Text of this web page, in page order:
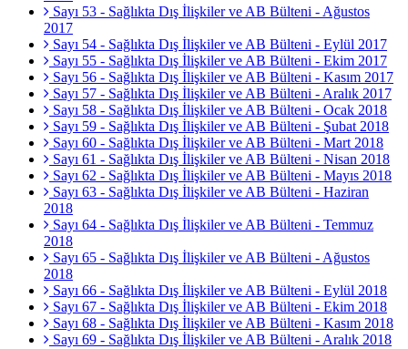
Sayı 53 - Sağlıkta Dış İlişkiler ve AB Bülteni - Ağustos
2017
Sayı 54 - Sağlıkta Dış İlişkiler ve AB Bülteni - Eylül 2017
Sayı 55 - Sağlıkta Dış İlişkiler ve AB Bülteni - Ekim 2017
Sayı 56 - Sağlıkta Dış İlişkiler ve AB Bülteni - Kasım 2017
Sayı 57 - Sağlıkta Dış İlişkiler ve AB Bülteni - Aralık 2017
Sayı 58 - Sağlıkta Dış İlişkiler ve AB Bülteni - Ocak 2018
Sayı 59 - Sağlıkta Dış İlişkiler ve AB Bülteni - Şubat 2018
Sayı 60 - Sağlıkta Dış İlişkiler ve AB Bülteni - Mart 2018
Sayı 61 - Sağlıkta Dış İlişkiler ve AB Bülteni - Nisan 2018
Sayı 62 - Sağlıkta Dış İlişkiler ve AB Bülteni - Mayıs 2018
Sayı 63 - Sağlıkta Dış İlişkiler ve AB Bülteni - Haziran
2018
Sayı 64 - Sağlıkta Dış İlişkiler ve AB Bülteni - Temmuz
2018
Sayı 65 - Sağlıkta Dış İlişkiler ve AB Bülteni - Ağustos
2018
Sayı 66 - Sağlıkta Dış İlişkiler ve AB Bülteni - Eylül 2018
Sayı 67 - Sağlıkta Dış İlişkiler ve AB Bülteni - Ekim 2018
Sayı 68 - Sağlıkta Dış İlişkiler ve AB Bülteni - Kasım 2018
Sayı 69 - Sağlıkta Dış İlişkiler ve AB Bülteni - Aralık 2018